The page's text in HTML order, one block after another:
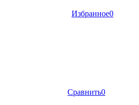
Избранное0
Сравнить0